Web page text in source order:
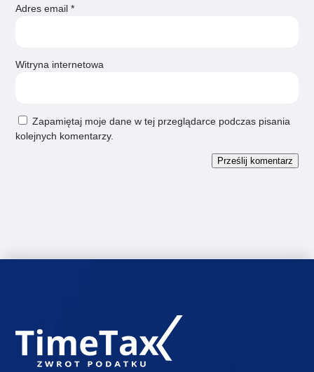
Adres email*
Witryna internetowa
Zapamiętaj moje dane w tej przeglądarce podczas pisania
kolejnych komentarzy.
Prześlij komentarz